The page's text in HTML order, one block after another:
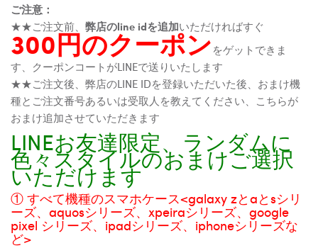
ご注意：
★★ご注文前、 弊店のline idを追加いただければすぐ
300円のクーポンをゲットできま
す、クーポンコートがLINEで送りいたします
★★ご注文後、弊店のLINE IDを登録いただいた後、おまけ機
種とご注文番号あるいは受取人を教えてください、こちらが
おまけ追加させていただきます
LINEお友達限定、ランダムに
色々スタイルのおまけご選択
いただけます
① すべて機種のスマホケース<galaxy zとaとsシリ
ーズ、aquosシリーズ、xpeiraシリーズ、google
pixel シリーズ、ipadシリーズ、iphoneシリーズな
ど>